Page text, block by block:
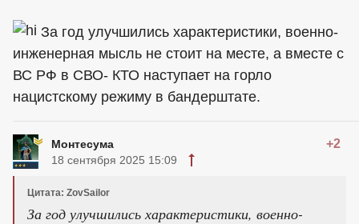
За год улучшились характеристики, военно-
инженерная мысль не стоит на месте, а вместе с
ВС РФ в СВО- КТО наступает на горло
нацистскому режиму в бандерштате.
Монтесума +2
18 сентября 2025 15:09
Цитата: ZovSailor
За год улучшились характеристики, военно-